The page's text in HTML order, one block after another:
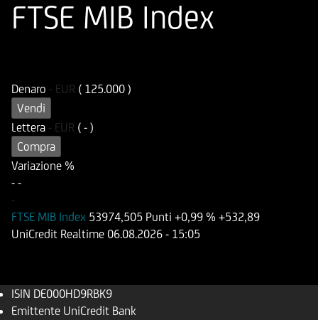
FTSE MIB Index
Denaro - EUR ( 125.000 )
Vendi
Lettera - EUR ( - )
Compra
Variazione %
- -
-
FTSE MIB Index 53974,505 Punti +0,99 % +532,89
UniCredit Realtime 06.08.2026 - 15:05
ISIN DE000HD9RBK9
Emittente UniCredit Bank